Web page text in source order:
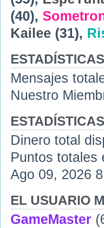
(40),
Kailee (31),
ESTADÍSTICAS
Mensajes
Nuestro
Dinero total
Puntos totales
Ago 09, 2026
EL USUARIO
GameMaster